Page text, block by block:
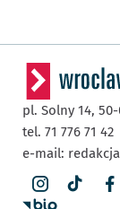
pl. Solny 14,
tel. 71 776 71 42
e-mail: